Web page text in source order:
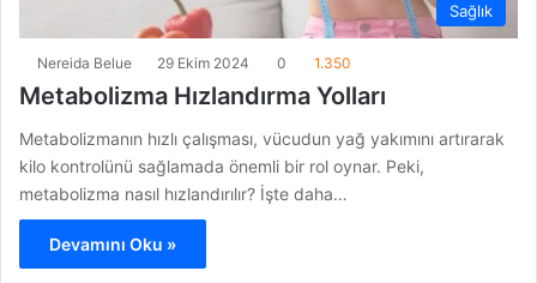
Sağlık
Nereida Belue 29 Ekim 2024 0 1.350
Metabolizma Hızlandırma Yolları
Metabolizmanın hızlı çalışması, vücudun yağ yakımını artırarak
kilo kontrolünü sağlamada önemli bir rol oynar. Peki,
metabolizma nasıl hızlandırılır? İşte daha…
Devamını Oku »